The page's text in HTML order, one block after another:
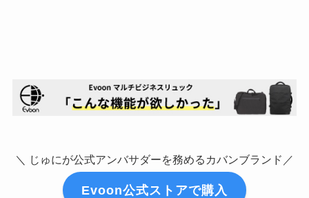
＼ じゅにが公式アンバサダーを務めるカバンブランド／
Evoon公式ストアで購入